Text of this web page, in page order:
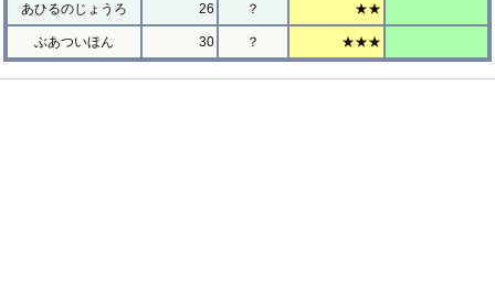
あひるのじょうろ 26 ？ ★★
ぶあついほん 30 ？ ★★★